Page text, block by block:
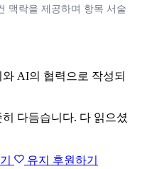
맥락을 제공하며 항목 서술
AI의 협력으로 작성되
다듬습니다. 다 읽으셨
유지 후원하기